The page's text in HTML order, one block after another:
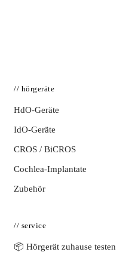
// hörgeräte
HdO-Geräte
IdO-Geräte
CROS / BiCROS
Cochlea-Implantate
Zubehör
// service
📦 Hörgerät zuhause testen